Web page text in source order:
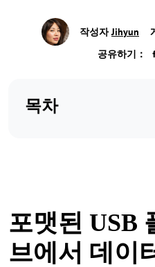
작성자Jihyun
공유하기：
목차
포맷된 USB
브에서 데이